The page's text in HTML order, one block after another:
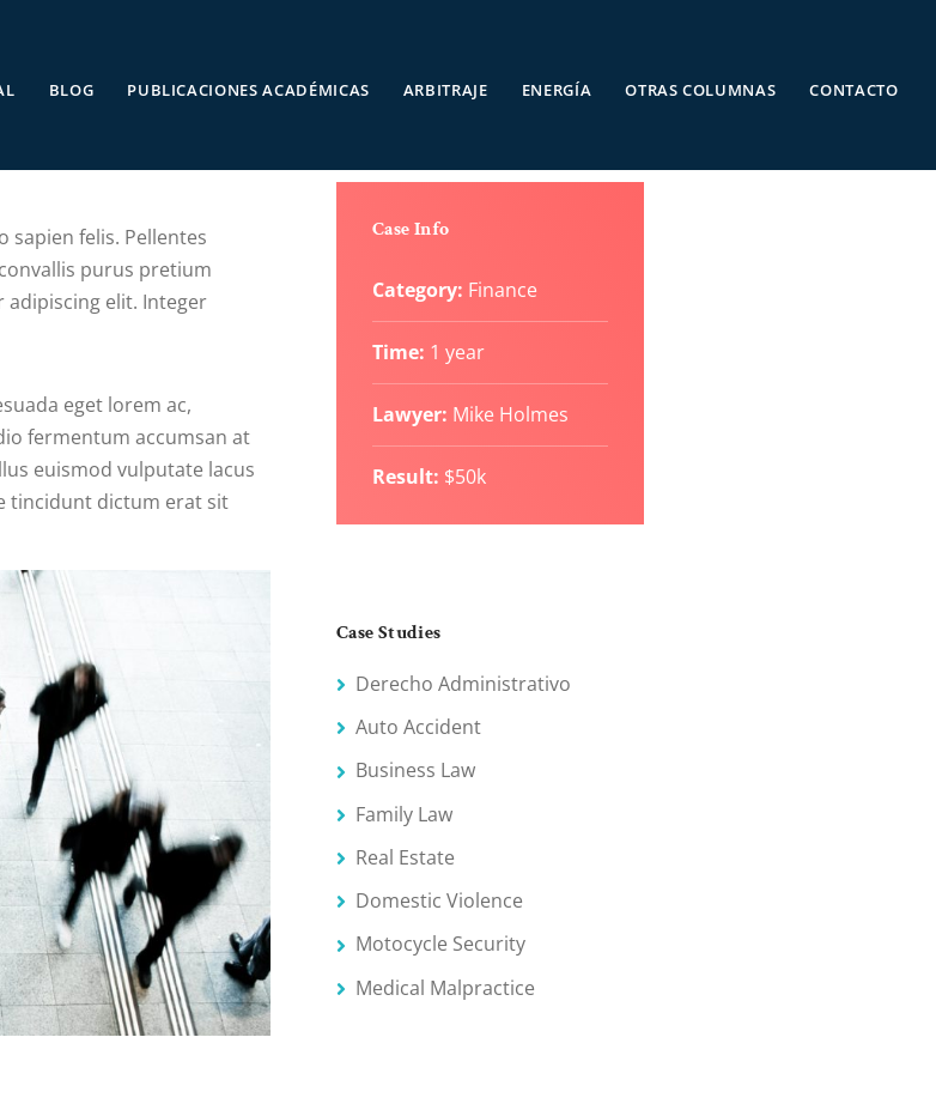
BLOG PUBLICACIONES ACADÉMICAS ARBITRAJE ENERGÍA OTRAS COLUMNAS CONTACTO
felis. Pellentes
purus pretium
elit. Integer
eget lorem ac,
fermentum accumsan at
euismod vulputate lacus
tincidunt dictum erat sit
Case Info
Category: Finance
Time: 1 year
Lawyer: Mike Holmes
Result: $50k
Case Studies
Derecho Administrativo
Auto Accident
Business Law
Family Law
Real Estate
Domestic Violence
Motocycle Security
Medical Malpractice